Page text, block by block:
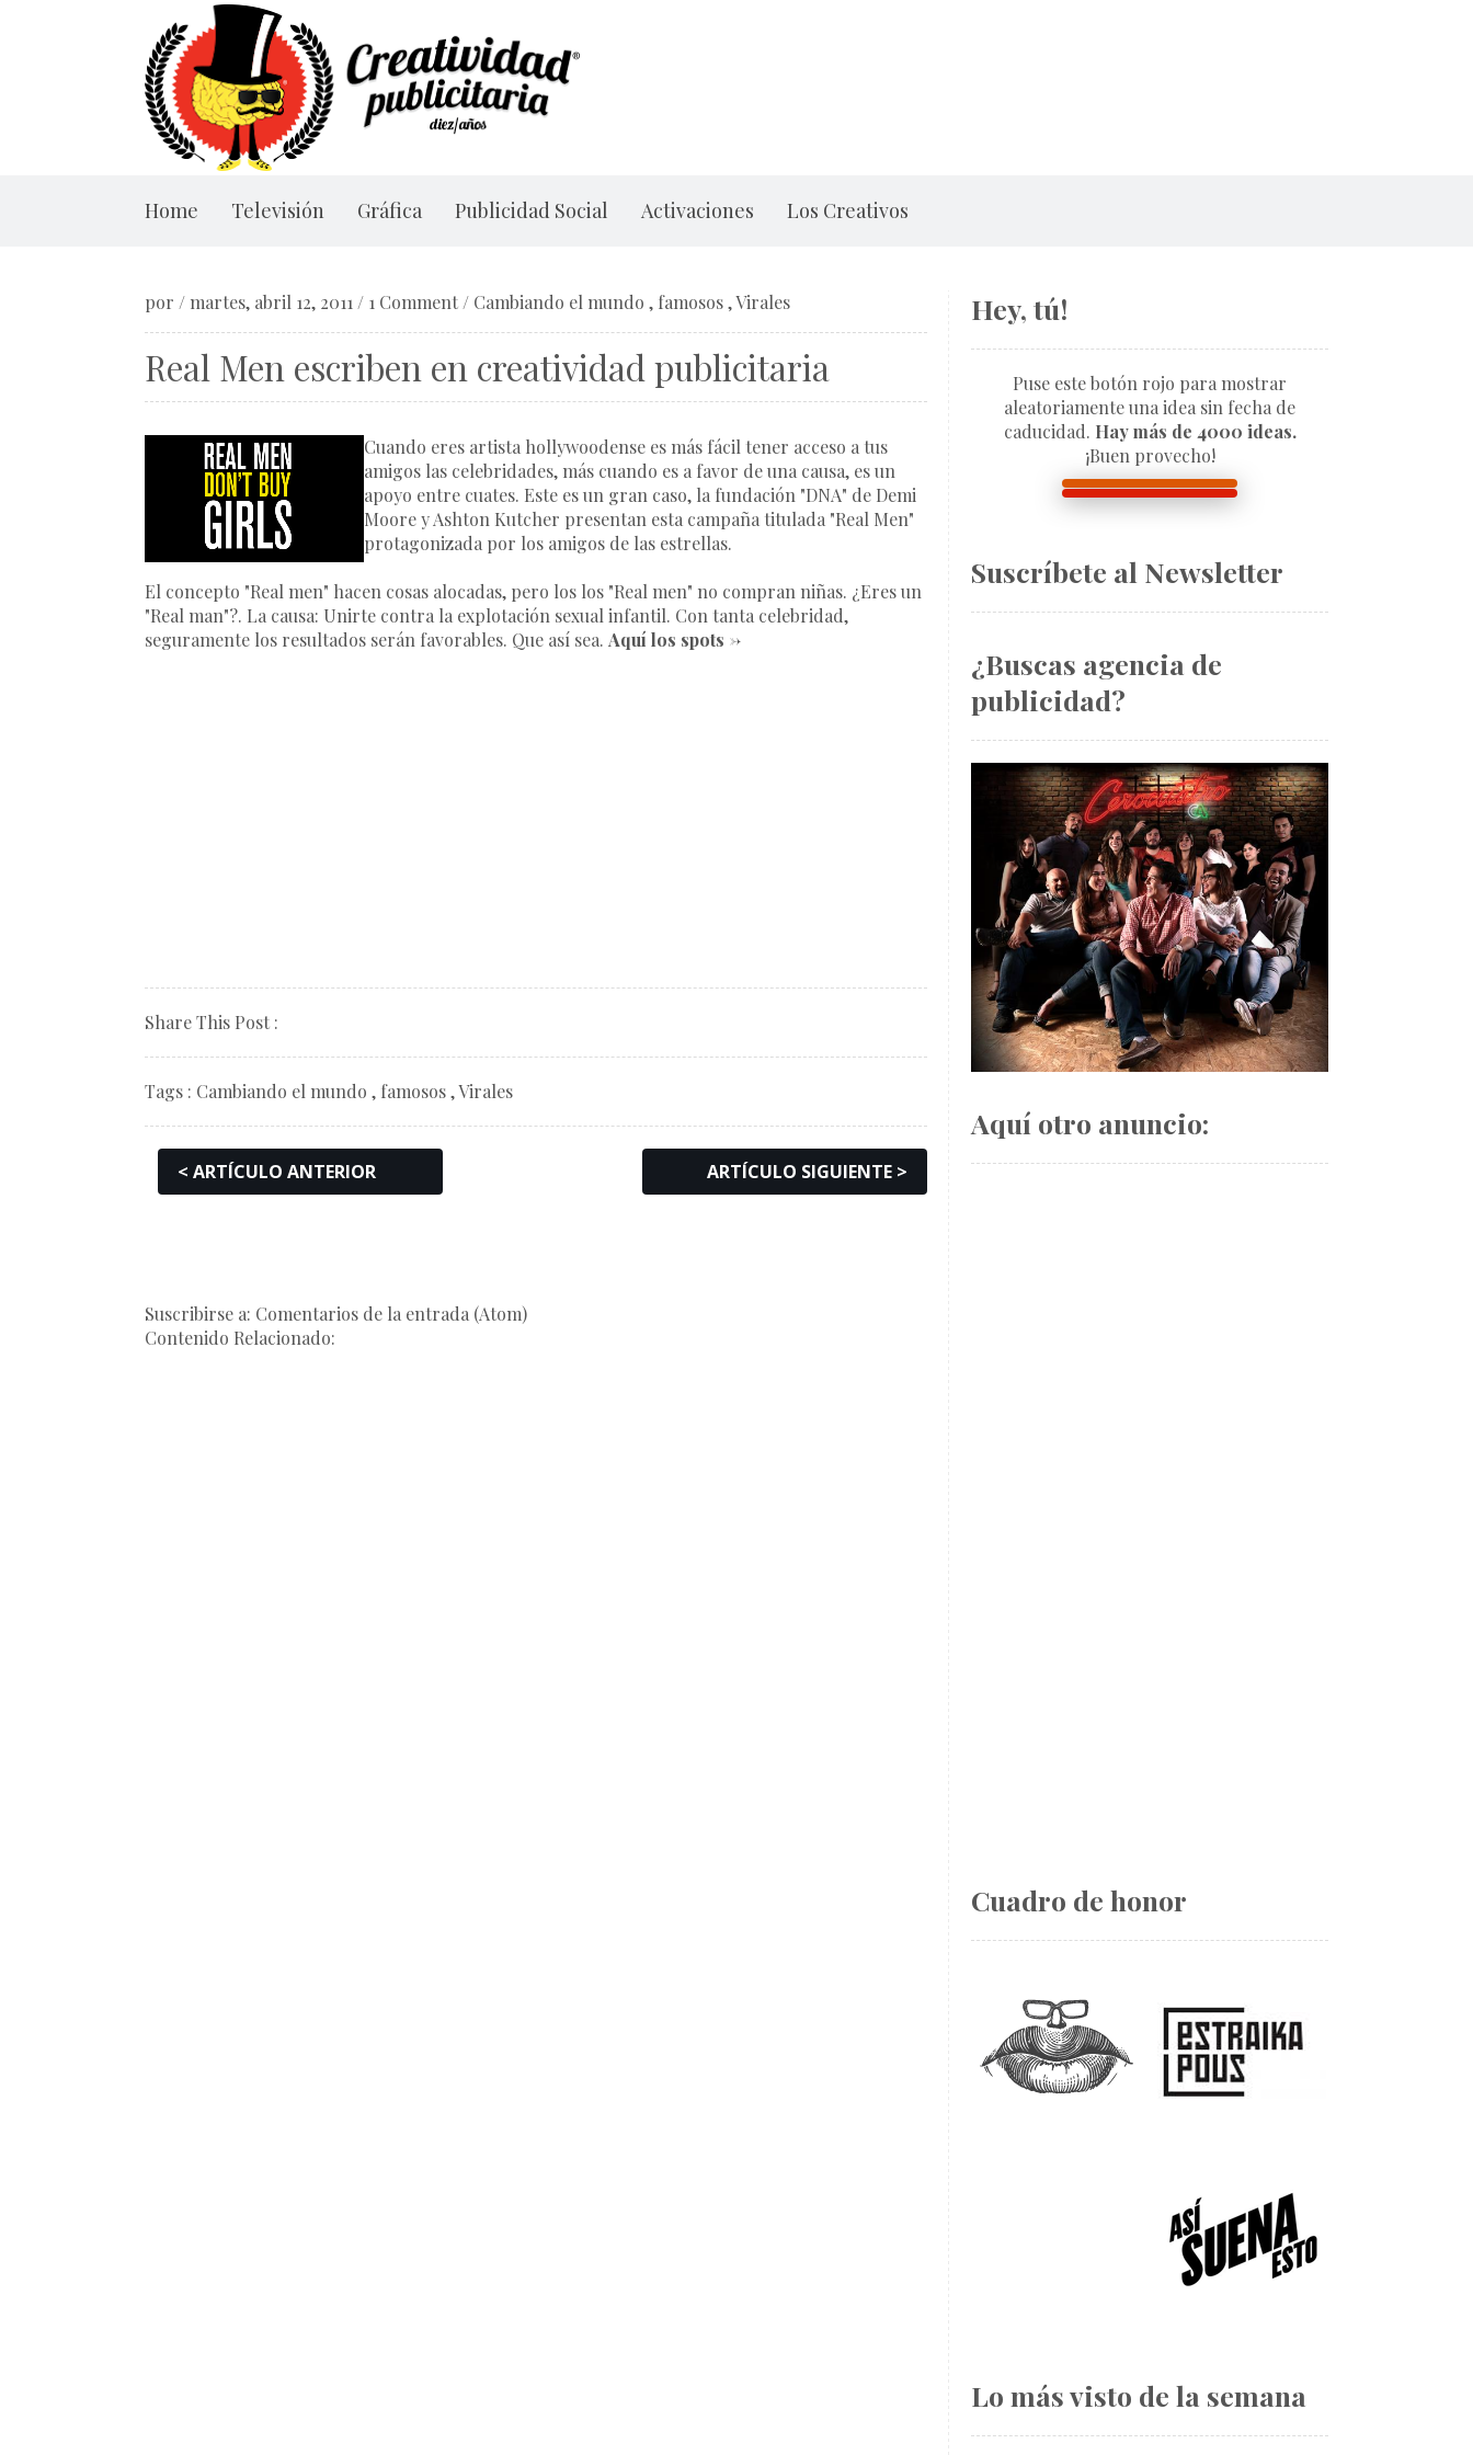
Home Televisión Gráfica Publicidad Social Activaciones Los Creativos
por / martes, abril 12, 2011 / 1 Comment / Cambiando el mundo , famosos,Virales
Real Men escriben en creatividad publicitaria
Cuando eres artista hollywoodense es más fácil tener acceso a tus
amigos las celebridades, más cuando es a favor de una causa, es un
apoyo entre cuates. Este es un gran caso, la fundación "DNA" de Demi
Moore y Ashton Kutcher presentan esta campaña titulada "Real Men"
protagonizada por los amigos de las estrellas.
El concepto "Real men" hacen cosas alocadas, pero los los "Real men" no compran niñas. ¿Eres un
"Real man"?. La causa: Unirte contra la explotación sexual infantil. Con tanta celebridad,
seguramente los resultados serán favorables. Que así sea. Aquí los spots ->
Share This Post :
Tags : Cambiando el mundo , famosos,Virales
ARTÍCULO SIGUIENTE >
< ARTÍCULO ANTERIOR
Suscribirse a: Comentarios de la entrada (Atom)
Contenido Relacionado:
Hey, tú!
Puse este botón rojo para mostrar
aleatoriamente una idea sin fecha de
caducidad. Hay más de 4000 ideas.
¡Buen provecho!
Suscríbete al Newsletter
¿Buscas agencia de
publicidad?
Aquí otro anuncio:
Cuadro de honor
Lo más visto de la semana